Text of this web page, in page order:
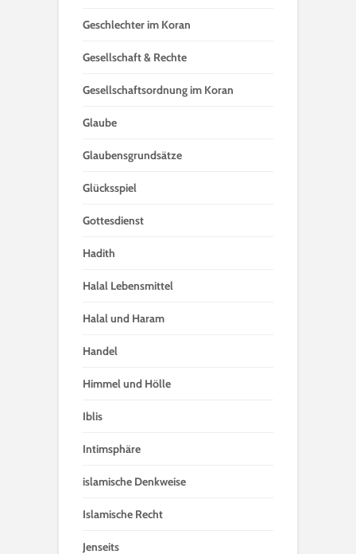
Geschlechter im Koran
Gesellschaft & Rechte
Gesellschaftsordnung im Koran
Glaube
Glaubensgrundsätze
Glücksspiel
Gottesdienst
Hadith
Halal Lebensmittel
Halal und Haram
Handel
Himmel und Hölle
Iblis
Intimsphäre
islamische Denkweise
Islamische Recht
Jenseits